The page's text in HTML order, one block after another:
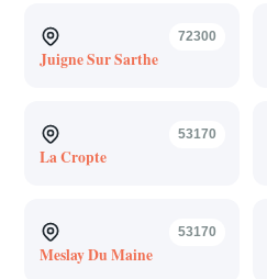
72300
Juigne Sur Sarthe
53170
La Cropte
53170
Meslay Du Maine